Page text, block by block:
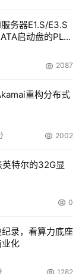
场份额(按数量
。从
伙伴提供了
在服务器中,
已经有SAS产
到SAS的切换
市场。虽然厂
SCSI的用户还
务器E1.S/E3.S
启动盘的PLP
2087
重构分布式
2002
特尔的32G显
0
录，看算力底座
化
1282